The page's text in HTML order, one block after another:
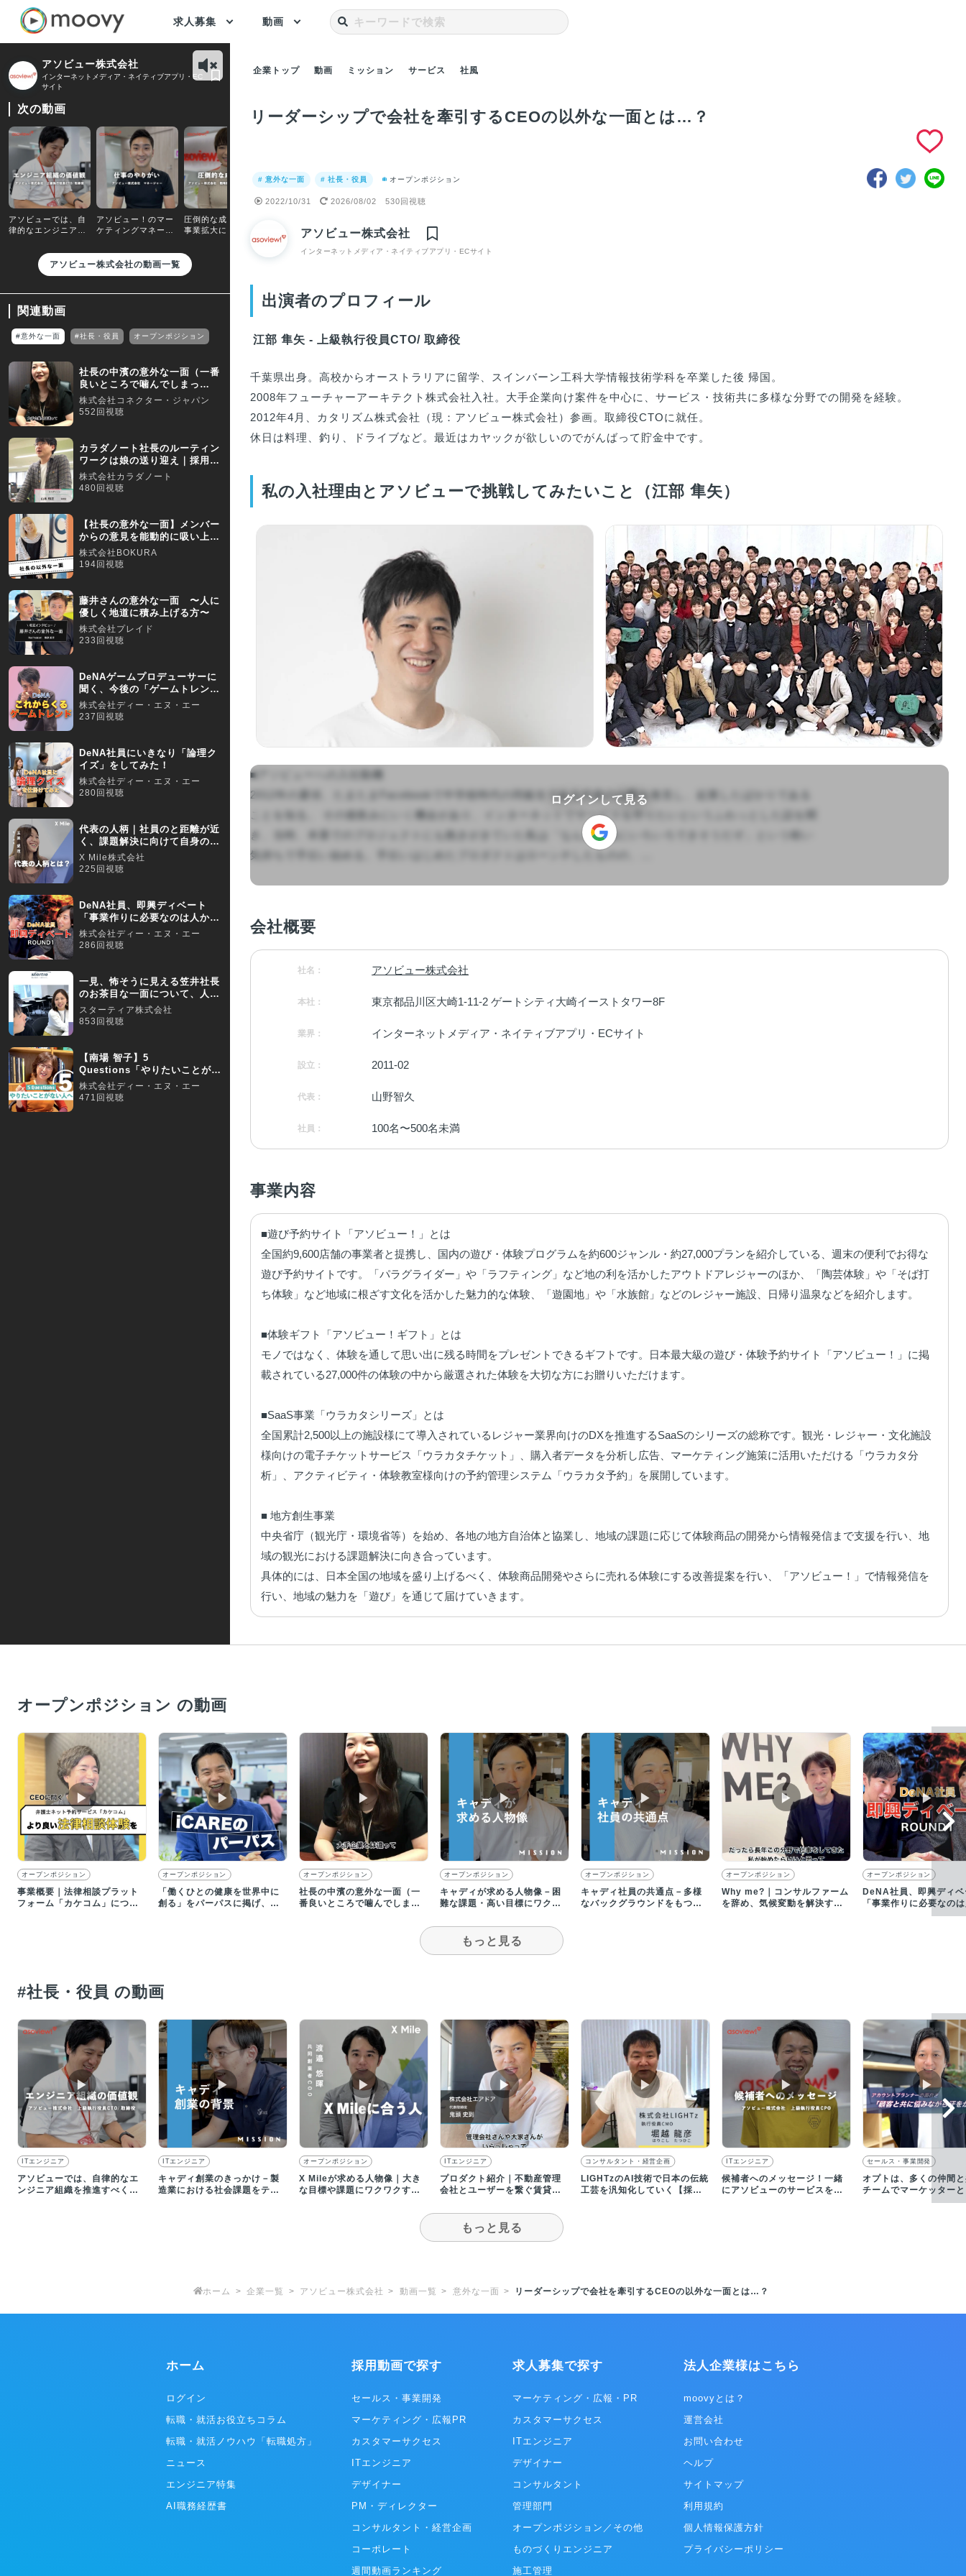
求人募集 動画
アソビュー株式会社
インターネットメディア・ネイティブアプリ・EC
サイト
次の動画
アソビューでは、自
律的なエンジニア組
つのバリューを掲げ
ています
アソビュー！のマー
ケティングマネージ
やりがいとは？
圧倒的な成長環境！
事業拡大に貢献でき
ている実感がやりが
は、遊びのデジタル
流通プラットフォー
ムを提供している会
育てをしながら働く
環境とプロダクトに
魅力を感じて入社を
アソビュー株式会社の動画一覧
関連動画
#意外な一面 #社長・役員 オープンポジション
社長の中濱の意外な一面（一番
良いところで噛んでしまっ
た…）／【採用動画】
株式会社コネクター・ジャパン
552回視聴
カラダノート社長のルーティン
ワークは娘の送り迎え｜採用動
画
株式会社カラダノート
480回視聴
【社長の意外な一面】メンバー
からの意見を能動的に吸い上げ
てくれる代表です
株式会社BOKURA
194回視聴
藤井さんの意外な一面 〜人に
優しく地道に積み上げる方〜
株式会社プレイド
233回視聴
DeNAゲームプロデューサーに
聞く、今後の「ゲームトレン
ド」とは？
株式会社ディー・エヌ・エー
237回視聴
DeNA社員にいきなり「論理ク
イズ」をしてみた！
株式会社ディー・エヌ・エー
280回視聴
代表の人柄｜社員のと距離が近
く、課題解決に向けて自身の意
見を尊重してくれる人
X Mile株式会社
225回視聴
DeNA社員、即興ディベート
「事業作りに必要なのは人か？
お金か？」
株式会社ディー・エヌ・エー
286回視聴
一見、怖そうに見える笠井社長
のお茶目な一面について、人事
が語る！
スターティア株式会社
853回視聴
【南場 智子】5
Questions「やりたいことがな
くて困っている人へ」
株式会社ディー・エヌ・エー
471回視聴
企業トップ 動画 ミッション サービス 社風
リーダーシップで会社を牽引するCEOの以外な一面とは…？
# 意外な一面 # 社長・役員 オープンポジション
2022/10/31 2026/08/02 530回視聴
アソビュー株式会社
インターネットメディア・ネイティブアプリ・ECサイト
出演者のプロフィール
江部 隼矢 - 上級執行役員CTO/ 取締役
千葉県出身。高校からオーストラリアに留学、スインバーン工科大学情報技術学科を卒業した後 帰国。
2008年フューチャーアーキテクト株式会社入社。大手企業向け案件を中心に、サービス・技術共に多様な分野での開発を経験。
2012年4月、カタリズム株式会社（現：アソビュー株式会社）参画。取締役CTOに就任。
休日は料理、釣り、ドライブなど。最近はカヤックが欲しいのでがんばって貯金中です。
私の入社理由とアソビューで挑戦してみたいこと（江部 隼矢）
■アソビューへの入社動機
2012年の夏頃、たまたまFacebookで中学校時代の同級生である代表の山野を発見し、起業したばかりである
ことを知る。 その後飲みにいく機会があり、インターネットでサービスを作りたいというふわっとした話を聞
き、当時、本業でのプロジェクトにも飽きがきていた私は「なんか自由にいろいろできそうだぞ」という軽い
気持ちで手伝い始める。手伝いはじめたプロダクトはローンチしたものの、...
ログインして見る
会社概要
社名： アソビュー株式会社
本社： 東京都品川区大崎1-11-2 ゲートシティ大崎イーストタワー8F
業界： インターネットメディア・ネイティブアプリ・ECサイト
設立： 2011-02
代表： 山野智久
社員： 100名〜500名未満
事業内容
■遊び予約サイト「アソビュー！」とは
全国約9,600店舗の事業者と提携し、国内の遊び・体験プログラムを約600ジャンル・約27,000プランを紹介している、週末の便利でお得な
遊び予約サイトです。「パラグライダー」や「ラフティング」など地の利を活かしたアウトドアレジャーのほか、「陶芸体験」や「そば打
ち体験」など地域に根ざす文化を活かした魅力的な体験、「遊園地」や「水族館」などのレジャー施設、日帰り温泉などを紹介します。
■体験ギフト「アソビュー！ギフト」とは
モノではなく、体験を通して思い出に残る時間をプレゼントできるギフトです。日本最大級の遊び・体験予約サイト「アソビュー！」に掲
載されている27,000件の体験の中から厳選された体験を大切な方にお贈りいただけます。
■SaaS事業「ウラカタシリーズ」とは
全国累計2,500以上の施設様にて導入されているレジャー業界向けのDXを推進するSaaSのシリーズの総称です。観光・レジャー・文化施設
様向けの電子チケットサービス「ウラカタチケット」、購入者データを分析し広告、マーケティング施策に活用いただける「ウラカタ分
析」、アクティビティ・体験教室様向けの予約管理システム「ウラカタ予約」を展開しています。
■ 地方創生事業
中央省庁（観光庁・環境省等）を始め、各地の地方自治体と協業し、地域の課題に応じて体験商品の開発から情報発信まで支援を行い、地
域の観光における課題解決に向き合っています。
具体的には、日本全国の地域を盛り上げるべく、体験商品開発やさらに売れる体験にする改善提案を行い、「アソビュー！」で情報発信を
行い、地域の魅力を「遊び」を通じて届けていきます。
オープンポジション の動画
▶︎
オープンポジション
事業概要｜法律相談プラット
フォーム「カケコム」につい
▶︎
オープンポジション
「働くひとの健康を世界中に
創る」をパーパスに掲げ、企
▶︎
オープンポジション
社長の中濱の意外な一面（一
番良いところで噛んでしまっ
▶︎
オープンポジション
キャディが求める人物像－困
難な課題・高い目標にワクワ
▶︎
オープンポジション
キャディ社員の共通点－多様
なバックグラウンドをもつメ
▶︎
オープンポジション
Why me?｜コンサルファーム
を辞め、気候変動を解決する
▶︎
オープンポジション
DeNA社員、即興ディベ
「事業作りに必要なの
もっと見る
#社長・役員 の動画
▶︎
ITエンジニア
アソビューでは、自律的なエ
ンジニア組織を推進すべく、
▶︎
ITエンジニア
キャディ創業のきっかけ－製
造業における社会課題をテク
▶︎
オープンポジション
X Mileが求める人物像｜大き
な目標や課題にワクワクする
▶︎
ITエンジニア
プロダクト紹介｜不動産管理
会社とユーザーを繋ぐ賃貸プ
▶︎
コンサルタント・経営企画
LIGHTzのAI技術で日本の伝統
工芸を汎知化していく【採用
▶︎
ITエンジニア
候補者へのメッセージ！一緒
にアソビューのサービスを育
▶︎
セールス・事業開発
オプトは、多くの仲間
チームでマーケッター
成長していける環境です
もっと見る
ホーム 企業一覧 アソビュー株式会社 動画一覧 意外な一面 リーダーシップで会社を牽引するCEOの以外な一面とは…？
ホーム
ログイン
転職・就活お役立ちコラム
転職・就活ノウハウ「転職処方」
ニュース
エンジニア特集
AI職務経歴書
採用動画で探す
セールス・事業開発
マーケティング・広報PR
カスタマーサクセス
ITエンジニア
デザイナー
PM・ディレクター
コンサルタント・経営企画
コーポレート
週間動画ランキング
求人募集で探す
マーケティング・広報・PR
カスタマーサクセス
ITエンジニア
デザイナー
コンサルタント
管理部門
オープンポジション／その他
ものづくりエンジニア
施工管理
法人企業様はこちら
moovyとは？
運営会社
お問い合わせ
ヘルプ
サイトマップ
利用規約
個人情報保護方針
プライバシーポリシー